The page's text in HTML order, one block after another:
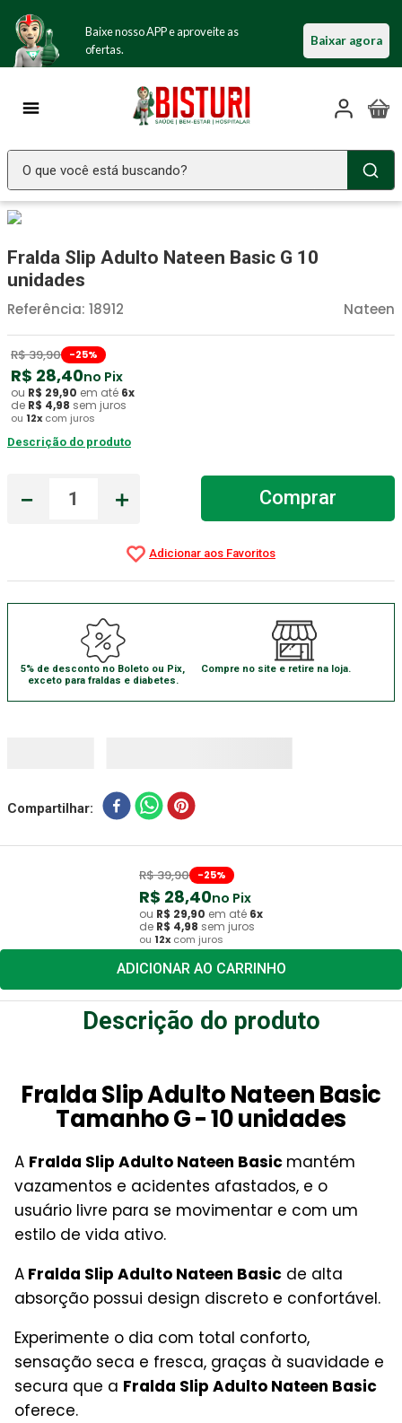
Baixe nosso APP e aproveite as
ofertas.
Baixar agora
O que você está buscando?
Fralda Slip Adulto Nateen Basic G 10
unidades
Nateen
Referência: 18912
R$39,90 -25%
R$ 28,40no Pix
ou R$ 29,90 em até 6x
de R$ 4,98 sem juros
ou 12x com juros
Descrição do produto
＋
－ Comprar
5% de desconto no Boleto ou Pix,
exceto para fraldas e diabetes.
Compre no site e retire na loja.
Compartilhar
R$39,90 -25%
R$ 28,40no Pix
ou R$ 29,90 em até 6x
de R$ 4,98 sem juros
ou 12x com juros
ADICIONAR AO CARRINHO
Descrição do produto
Fralda Slip Adulto Nateen Basic
Tamanho G - 10 unidades
A Fralda Slip Adulto Nateen Basic mantém
vazamentos e acidentes afastados, e o
usuário livre para se movimentar e com um
estilo de vida ativo.
A Fralda Slip Adulto Nateen Basic de alta
absorção possui design discreto e confortável.
Experimente o dia com total conforto,
sensação seca e fresca, graças à suavidade e
secura que a Fralda Slip Adulto Nateen Basic
oferece.
2º Fralda Geriatrica
3º Luva Latex
4º Littmann
5º Absorvente Geriatrico
6 º Estetoscopio Littmann
Aparelho Pressão
Curativo